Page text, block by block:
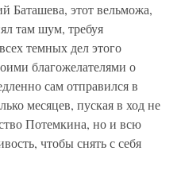
Баташева, этот вельможа,
там шум, требуя
темных дел этого
благожелателями о
сам отправился в
месяцев, пуская в ход не
Потемкина, но и всю
чтобы снять с себя